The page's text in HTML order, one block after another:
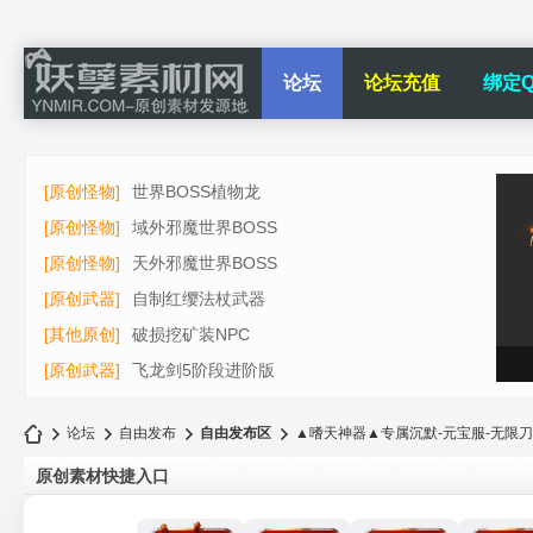
论坛 论坛充值 绑定
[原创怪物]
世界BOSS植物龙
[原创怪物]
域外邪魔世界BOSS
[原创怪物]
天外邪魔世界BOSS
[原创武器]
自制红缨法杖武器
[其他原创]
破损挖矿装NPC
[原创武器]
飞龙剑5阶段进阶版
论坛 自由发布 自由发布区 ▲嗜天神器▲专属沉默-元宝服-无限
原创素材快捷入口